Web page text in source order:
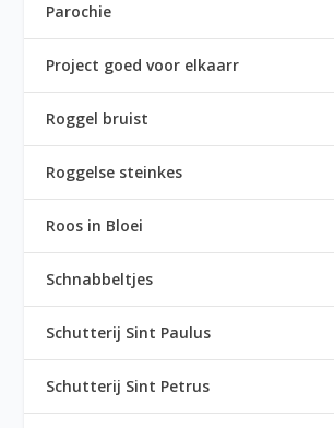
Parochie
Project goed voor elkaarr
Roggel bruist
Roggelse steinkes
Roos in Bloei
Schnabbeltjes
Schutterij Sint Paulus
Schutterij Sint Petrus